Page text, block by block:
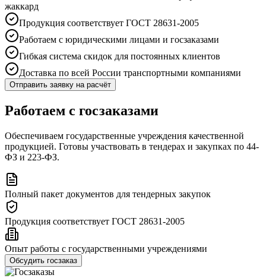
жаккард
Продукция соответствует ГОСТ 28631-2005
Работаем с юридическими лицами и госзаказами
Гибкая система скидок для постоянных клиентов
Доставка по всей России транспортными компаниями
Отправить заявку на расчёт
Работаем с госзаказами
Обеспечиваем государственные учреждения качественной
продукцией. Готовы участвовать в тендерах и закупках по 44-
ФЗ и 223-ФЗ.
Полный пакет документов для тендерных закупок
Продукция соответствует ГОСТ 28631-2005
Опыт работы с государственными учреждениями
Обсудить госзаказ